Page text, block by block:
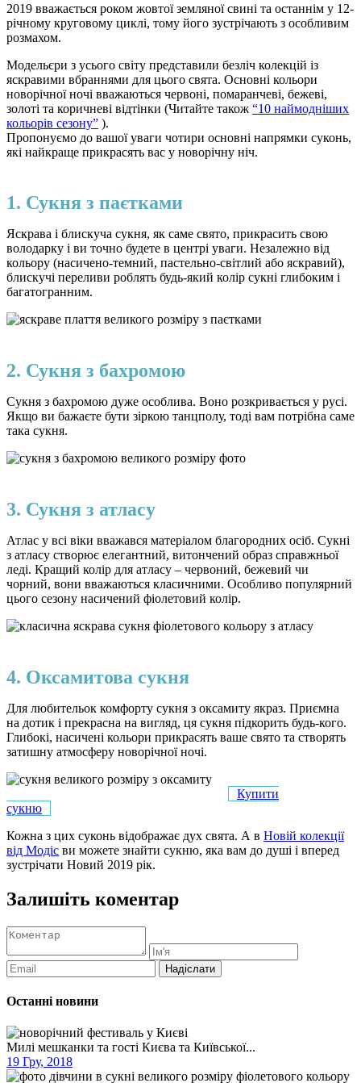
2019 вважається роком жовтої земляної свині та останнім у 12-
річному круговому циклі, тому його зустрічають з особливим
розмахом.
Модельєри з усього світу представили безліч колекцій із
яскравими вбраннями для цього свята. Основні кольори
новорічної ночі вважаються червоні, помаранчеві, бежеві,
золоті та коричневі відтінки (Читайте також “10 наймодніших
кольорів сезону” ).
Пропонуємо до вашої уваги чотири основні напрямки суконь,
які найкраще прикрасять вас у новорічну ніч.
1. Сукня з паєтками
Яскрава і блискуча сукня, як саме свято, прикрасить свою
володарку і ви точно будете в центрі уваги. Незалежно від
кольору (насичено-темний, пастельно-світлий або яскравий),
блискучі переливи роблять будь-який колір сукні глибоким і
багатогранним.
2. Сукня з бахромою
Сукня з бахромою дуже особлива. Воно розкривається у русі.
Якщо ви бажаєте бути зіркою танцполу, тоді вам потрібна саме
така сукня.
3. Сукня з атласу
Атлас у всі віки вважався матеріалом благородних осіб. Сукні
з атласу створює елегантний, витончений образ справжньої
леді. Кращий колір для атласу – червоний, бежевий чи
чорний, вони вважаються класичними. Особливо популярний
цього сезону насичений фіолетовий колір.
4. Оксамитова сукня
Для любительок комфорту сукня з оксамиту якраз. Приємна
на дотик і прекрасна на вигляд, ця сукня підкорить будь-кого.
Глибокі, насичені кольори прикрасять ваше свято та створять
затишну атмосферу новорічної ночі.
Купити
сукню
Кожна з цих суконь відображає дух свята. А в Новій колекції
від Модіс ви можете знайти сукню, яка вам до душі і вперед
зустрічати Новий 2019 рік.
Залишіть коментар
Останні новини
Милі мешканки та гості Києва та Київської...
19 Гру, 2018